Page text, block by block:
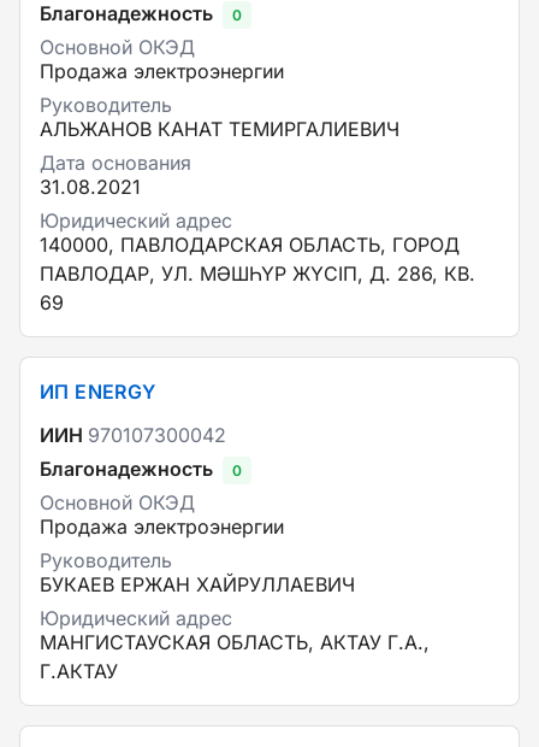
Благонадежность
0
Основной ОКЭД
Продажа электроэнергии
Руководитель
АЛЬЖАНОВ КАНАТ ТЕМИРГАЛИЕВИЧ
Дата основания
31.08.2021
Юридический адрес
140000, ПАВЛОДАРСКАЯ ОБЛАСТЬ, ГОРОД
ПАВЛОДАР, УЛ. МӘШҺҮР ЖҮСІП, Д. 286, КВ.
69
ИП ENERGY
ИИН 970107300042
Благонадежность
0
Основной ОКЭД
Продажа электроэнергии
Руководитель
БУКАЕВ ЕРЖАН ХАЙРУЛЛАЕВИЧ
Юридический адрес
МАНГИСТАУСКАЯ ОБЛАСТЬ, АКТАУ Г.А.,
Г.АКТАУ